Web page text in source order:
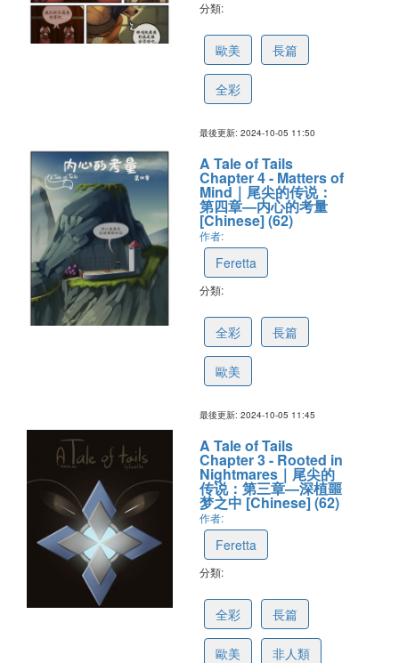
分類:
歐美 長篇
全彩
最後更新: 2024-10-05 11:50
A Tale of Tails
Chapter 4 - Matters of
Mind｜尾尖的传说：
第四章—内心的考量
[Chinese] (62)
作者:
Feretta
分類:
全彩 長篇
歐美
最後更新: 2024-10-05 11:45
A Tale of Tails
Chapter 3 - Rooted in
Nightmares｜尾尖的
传说：第三章—深植噩
梦之中 [Chinese] (62)
作者:
Feretta
分類:
全彩 長篇
歐美 非人類